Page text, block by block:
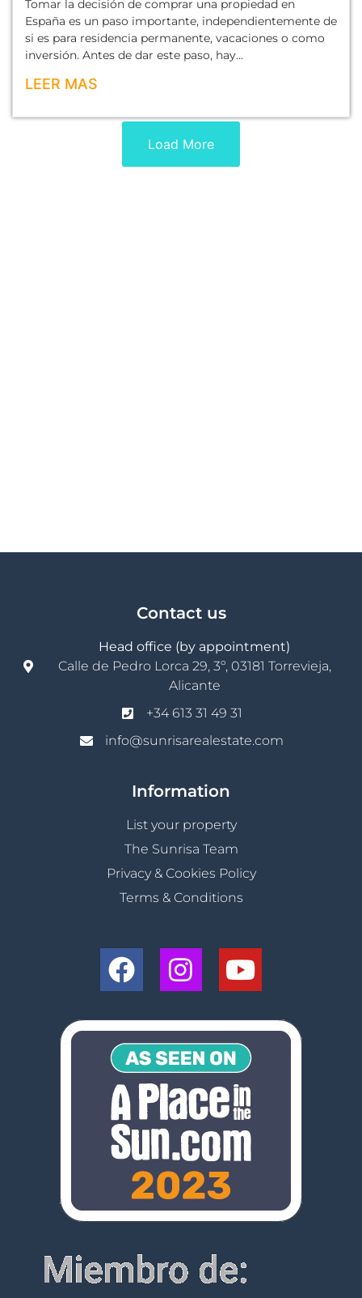
Tomar la decisión de comprar una propiedad en
España es un paso importante, independientemente de
si es para residencia permanente, vacaciones o como
inversión. Antes de dar este paso, hay...
LEER MAS
Load More
Contact us
Head office (by appointment)
Calle de Pedro Lorca 29, 3º, 03181 Torrevieja,
Alicante
+34 613 31 49 31
info@sunrisarealestate.com
Information
List your property
The Sunrisa Team
Privacy & Cookies Policy
Terms & Conditions